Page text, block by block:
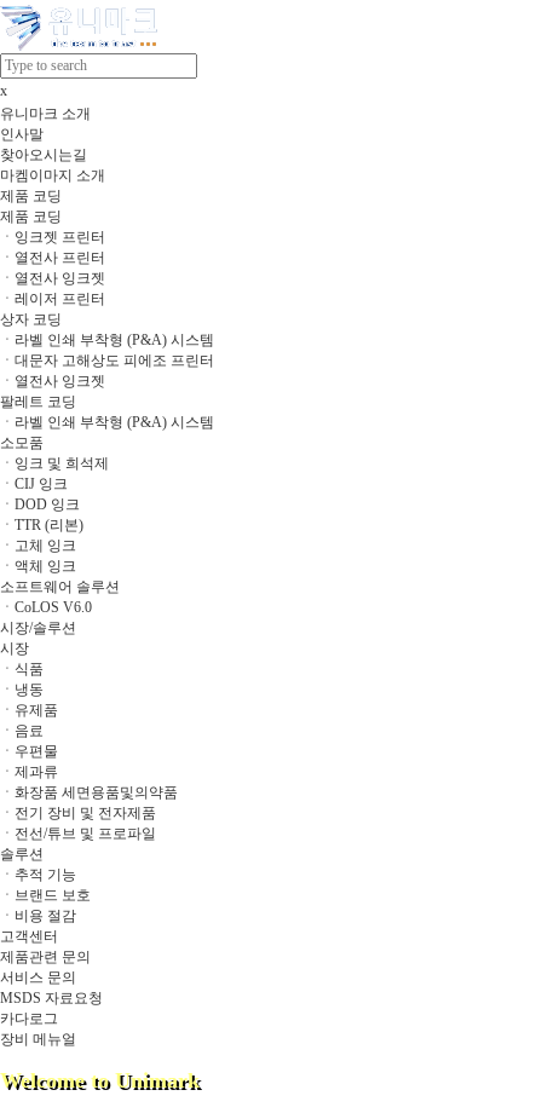
x
유니마크 소개
인사말
찾아오시는길
마켐이마지 소개
제품 코딩
제품 코딩
ㆍ잉크젯 프린터
ㆍ열전사 프린터
ㆍ열전사 잉크젯
ㆍ레이저 프린터
상자 코딩
ㆍ라벨 인쇄 부착형 (P&A) 시스템
ㆍ대문자 고해상도 피에조 프린터
ㆍ열전사 잉크젯
팔레트 코딩
ㆍ라벨 인쇄 부착형 (P&A) 시스템
소모품
ㆍ잉크 및 희석제
ㆍCIJ 잉크
ㆍDOD 잉크
ㆍTTR (리본)
ㆍ고체 잉크
ㆍ액체 잉크
소프트웨어 솔루션
ㆍCoLOS V6.0
시장/솔루션
시장
ㆍ식품
ㆍ냉동
ㆍ유제품
ㆍ음료
ㆍ우편물
ㆍ제과류
ㆍ화장품 세면용품및의약품
ㆍ전기 장비 및 전자제품
ㆍ전선/튜브 및 프로파일
솔루션
ㆍ추적 기능
ㆍ브랜드 보호
ㆍ비용 절감
고객센터
제품관련 문의
서비스 문의
MSDS 자료요청
카다로그
장비 메뉴얼
Welcome to Unimark